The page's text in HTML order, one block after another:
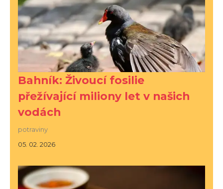
Bahník: Živoucí fosilie
přežívající miliony let v našich
vodách
potraviny
05. 02. 2026